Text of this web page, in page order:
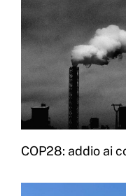
COP28: addio ai